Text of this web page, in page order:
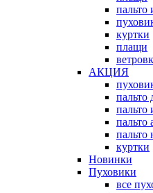
пальто
куртки
плащи
АКЦИЯ
пальто
пальто
пальто
пальто
куртки
Новинки
Пуховики
все